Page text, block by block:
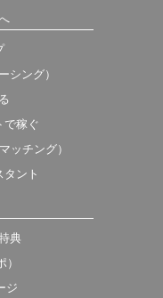
シング）
で稼ぐ
ッチング）
ント
典
ジ